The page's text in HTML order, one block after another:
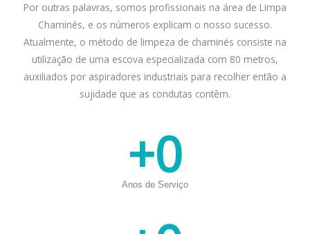
Por outras palavras, somos profissionais na área de Limpa
Chaminés, e os números explicam o nosso sucesso.
Atualmente, o método de limpeza de chaminés consiste na
utilização de uma escova especializada com 80 metros,
auxiliados por aspiradores industriais para recolher então a
sujidade que as condutas contêm.
Anos de Serviço
+0